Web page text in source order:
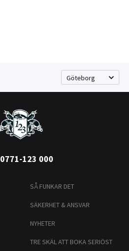
0771-123 000
SÅ FUNKAR DET
SÄKERHET & ANSVAR
NYHETER
TRE SKÄL ATT BOKA SERIÖST